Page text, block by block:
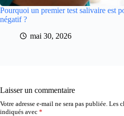
Pourquoi un premier test salivaire est
négatif ?
mai 30, 2026
Laisser un commentaire
Votre adresse e-mail ne sera pas publiée. Les
indiqués avec *